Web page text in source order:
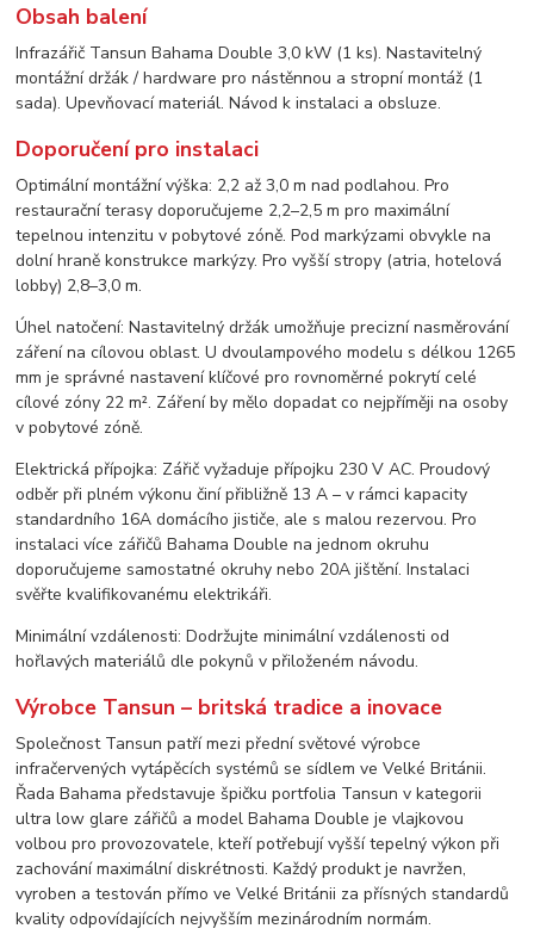
Obsah balení
Infrazářič Tansun Bahama Double 3,0 kW (1 ks). Nastavitelný
montážní držák / hardware pro nástěnnou a stropní montáž (1
sada). Upevňovací materiál. Návod k instalaci a obsluze.
Doporučení pro instalaci
Optimální montážní výška: 2,2 až 3,0 m nad podlahou. Pro
restaurační terasy doporučujeme 2,2–2,5 m pro maximální
tepelnou intenzitu v pobytové zóně. Pod markýzami obvykle na
dolní hraně konstrukce markýzy. Pro vyšší stropy (atria, hotelová
lobby) 2,8–3,0 m.
Úhel natočení: Nastavitelný držák umožňuje precizní nasměrování
záření na cílovou oblast. U dvoulampového modelu s délkou 1265
mm je správné nastavení klíčové pro rovnoměrné pokrytí celé
cílové zóny 22 m². Záření by mělo dopadat co nejpříměji na osoby
v pobytové zóně.
Elektrická přípojka: Zářič vyžaduje přípojku 230 V AC. Proudový
odběr při plném výkonu činí přibližně 13 A – v rámci kapacity
standardního 16A domácího jističe, ale s malou rezervou. Pro
instalaci více zářičů Bahama Double na jednom okruhu
doporučujeme samostatné okruhy nebo 20A jištění. Instalaci
svěřte kvalifikovanému elektrikáři.
Minimální vzdálenosti: Dodržujte minimální vzdálenosti od
hořlavých materiálů dle pokynů v přiloženém návodu.
Výrobce Tansun – britská tradice a inovace
Společnost Tansun patří mezi přední světové výrobce
infračervených vytápěcích systémů se sídlem ve Velké Británii.
Řada Bahama představuje špičku portfolia Tansun v kategorii
ultra low glare zářičů a model Bahama Double je vlajkovou
volbou pro provozovatele, kteří potřebují vyšší tepelný výkon při
zachování maximální diskrétnosti. Každý produkt je navržen,
vyroben a testován přímo ve Velké Británii za přísných standardů
kvality odpovídajících nejvyšším mezinárodním normám.